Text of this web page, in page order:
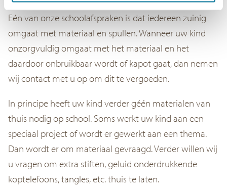
Eén van onze schoolafspraken is dat iedereen zuinig
omgaat met materiaal en spullen. Wanneer uw kind
onzorgvuldig omgaat met het materiaal en het
daardoor onbruikbaar wordt of kapot gaat, dan nemen
wij contact met u op om dit te vergoeden.
In principe heeft uw kind verder géén materialen van
thuis nodig op school. Soms werkt uw kind aan een
speciaal project of wordt er gewerkt aan een thema.
Dan wordt er om materiaal gevraagd. Verder willen wij
u vragen om extra stiften, geluid onderdrukkende
koptelefoons, tangles, etc. thuis te laten.